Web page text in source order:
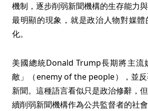
機制，逐步削弱新聞機構的生存能力
最明顯的現象，就是政治人物對媒
化。
美國總統Donald Trump長期將主流
敵」（enemy of the people），並
新聞。這種語言看似只是政治修辭，
續削弱新聞機構作為公共監督者的社